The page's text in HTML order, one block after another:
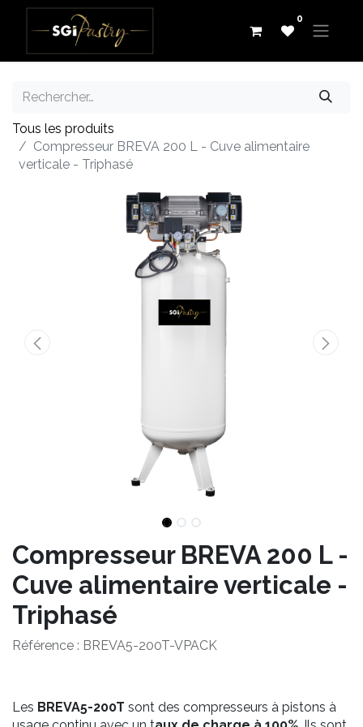
0
Tous les produits
Compresseur BREVA 200 L - Cuve alimentaire
verticale - Triphasé
Compresseur BREVA 200 L -
Cuve alimentaire verticale -
Triphasé
Référence : BREVA5-200T-VPACK
Les BREVA5-200T sont des compresseurs à pistons à